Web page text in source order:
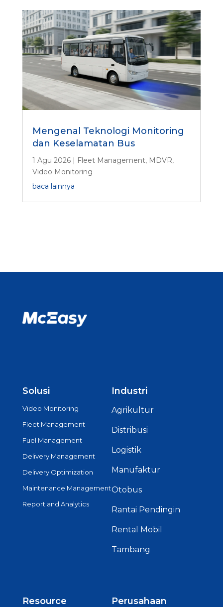
Mengenal Teknologi Monitoring
dan Keselamatan Bus
1 Agu 2026| Fleet Management, MDVR,
Video Monitoring
baca lainnya
Solusi
Video Monitoring
Fleet Management
Fuel Management
Delivery Management
Delivery Optimization
Maintenance Management
Report and Analytics
Industri
Agrikultur
Distribusi
Logistik
Manufaktur
Otobus
Rantai Pendingin
Rental Mobil
Tambang
Resource Perusahaan